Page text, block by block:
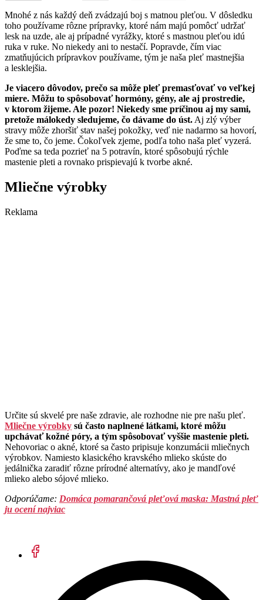
Mnohé z nás každý deň zvádzajú boj s matnou pleťou. V dôsledku
toho používame rôzne prípravky, ktoré nám majú pomôcť udržať
lesk na uzde, ale aj prípadné vyrážky, ktoré s mastnou pleťou idú
ruka v ruke. No niekedy ani to nestačí. Popravde, čím viac
zmatňujúcich prípravkov používame, tým je naša pleť mastnejšia
a lesklejšia.
Je viacero dôvodov, prečo sa môže pleť premasťovať vo veľkej
miere. Môžu to spôsobovať hormóny, gény, ale aj prostredie,
v ktorom žijeme. Ale pozor! Niekedy sme príčinou aj my sami,
pretože málokedy sledujeme, čo dávame do úst.Aj zlý výber
stravy môže zhoršiť stav našej pokožky, veď nie nadarmo sa hovorí,
že sme to, čo jeme. Čokoľvek zjeme, podľa toho naša pleť vyzerá.
Poďme sa teda pozrieť na 5 potravín, ktoré spôsobujú rýchle
mastenie pleti a rovnako prispievajú k tvorbe akné.
Mliečne výrobky
Reklama
Určite sú skvelé pre naše zdravie, ale rozhodne nie pre našu pleť.
Mliečne výrobky sú často naplnené látkami, ktoré môžu
upchávať kožné póry, a tým spôsobovať vyššie mastenie pleti.
Nehovoriac o akné, ktoré sa často pripisuje konzumácii mliečnych
výrobkov. Namiesto klasického kravského mlieko skúste do
jedálnička zaradiť rôzne prírodné alternatívy, ako je mandľové
mlieko alebo sójové mlieko.
Odporúčame: Domáca pomarančová pleťová maska: Mastná pleť
ju ocení najviac